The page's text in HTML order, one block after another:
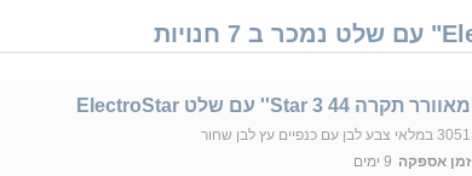
מאוורר תקרה Star 3 44'' עם שלט ElectroStar
3051 במלאי צבע לבן עם כנפיים עץ לבן שחור
זמן אספקה 9 ימים